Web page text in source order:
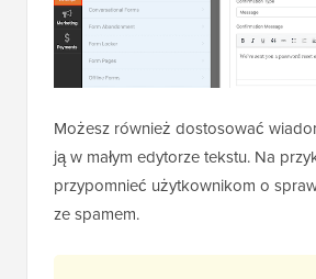
Możesz również dostosować
ją w małym edytorze tekstu. Na
przypomnieć użytkownikom o
ze spamem.